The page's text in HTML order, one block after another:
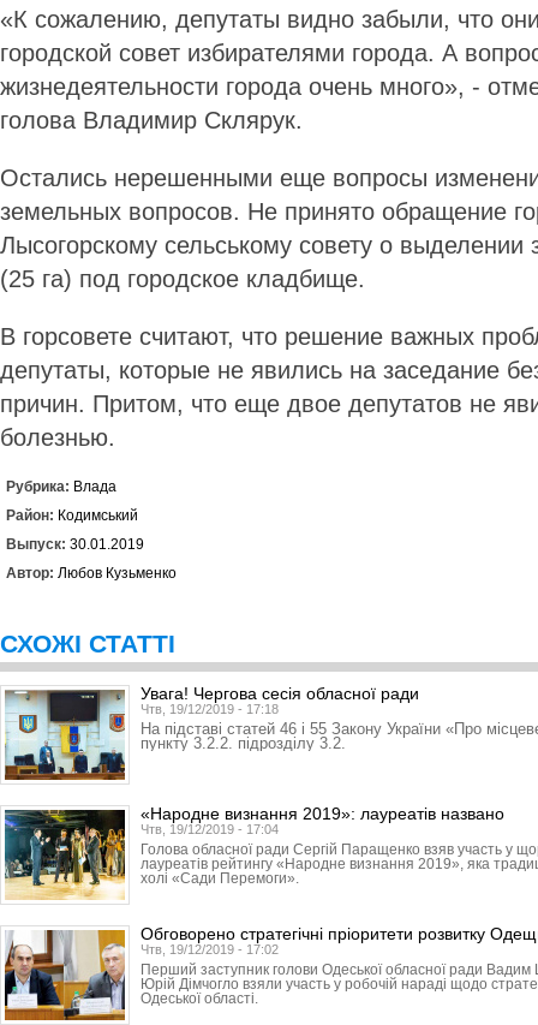
«К сожалению, депутаты видно забыли, что
городской совет избирателями города. А
жизнедеятельности города очень много», -
голова Владимир Склярук.
Остались нерешенными еще вопросы
земельных вопросов. Не принято обращение
Лысогорскому сельському совету о выделении
(25 га) под городское кладбище.
В горсовете считают, что решение важных
депутаты, которые не явились на заседание
причин. Притом, что еще двое депутатов не
болезнью.
Рубрика: Влада
Район: Кодимський
Выпуск: 30.01.2019
Автор: Любов Кузьменко
СХОЖІ СТАТТІ
Увага! Чергова сесія обласної ради
Чтв, 19/12/2019 - 17:18
На підставі статей 46 і 55 Закону України «Про
пункту 3.2.2. підрозділу 3.2.
«Народне визнання 2019»: лауреатів названо
Чтв, 19/12/2019 - 17:04
Голова обласної ради Сергій Паращенко взяв участь у
лауреатів рейтингу «Народне визнання 2019», яка
холі «Сади Перемоги».
Обговорено стратегічні пріоритети розвитку
Чтв, 19/12/2019 - 17:02
Перший заступник голови Одеської обласної ради Вадим
Юрій Дімчогло взяли участь у робочій нараді щодо
Одеської області.